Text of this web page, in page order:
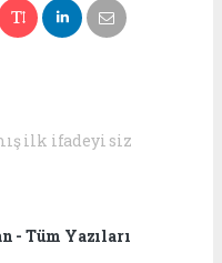
ilk ifadeyi siz
- Tüm Yazıları